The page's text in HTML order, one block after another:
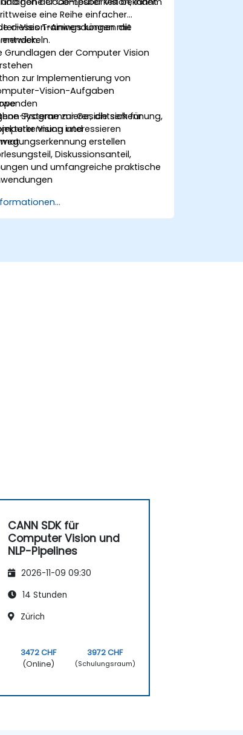
eine Reihe einfacher
Vision-Anwendungen mit
dieses Trainings können die
Grundlagen der Computer Vision
zur Implementierung von
Vision-Aufgaben
Systeme zur Gesichtserkennung,
und
erstellen
Programmierer, die sich für
Vision interessieren
Diskussionsanteil,
und umfangreiche praktische
CANN SDK für
Computer Vision und
NLP-Pipelines
2026-11-09 09:30
14 Stunden
Zürich
3472 CHF
(Online)
3972 CHF
(Schulungsraum)